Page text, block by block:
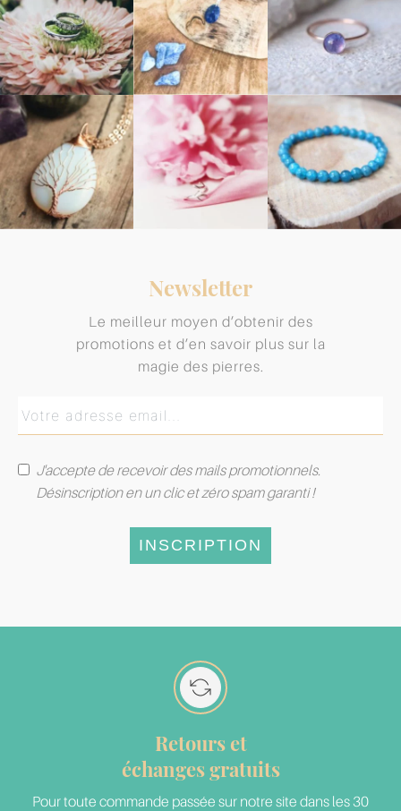
Newsletter
Le meilleur moyen d’obtenir des
promotions et d’en savoir plus sur la
magie des pierres.
J'accepte de recevoir des mails promotionnels.
Désinscription en un clic et zéro spam garanti !
INSCRIPTION
Retours et
échanges gratuits
Pour toute commande passée sur notre site dans les 30